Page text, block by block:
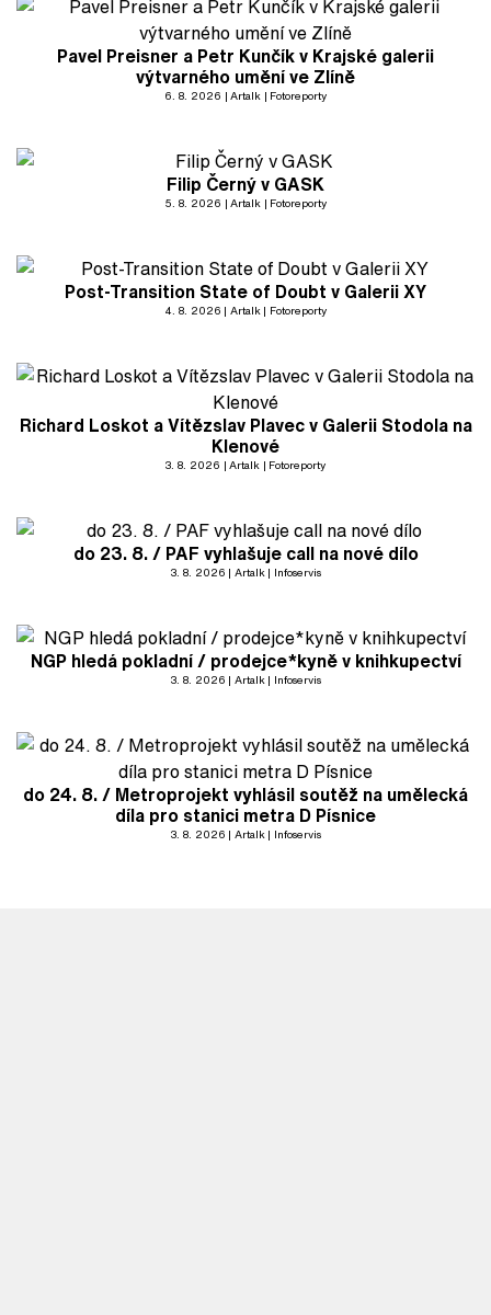
Pavel Preisner a Petr Kunčík v Krajské galerii
výtvarného umění ve Zlíně
6. 8. 2026 Artalk Fotoreporty
Filip Černý v GASK
5. 8. 2026 Artalk Fotoreporty
Post-Transition State of Doubt v Galerii XY
4. 8. 2026 Artalk Fotoreporty
Richard Loskot a Vítězslav Plavec v Galerii Stodola na
Klenové
3. 8. 2026 Artalk Fotoreporty
do 23. 8. / PAF vyhlašuje call na nové dílo
3. 8. 2026 Artalk Infoservis
NGP hledá pokladní / prodejce*kyně v knihkupectví
3. 8. 2026 Artalk Infoservis
do 24. 8. / Metroprojekt vyhlásil soutěž na umělecká
díla pro stanici metra D Písnice
3. 8. 2026 Artalk Infoservis